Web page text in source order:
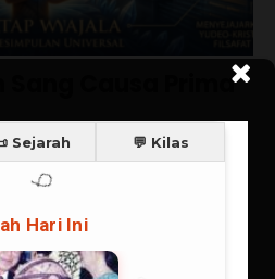
Sang Causa Prima
2026
Supranalar